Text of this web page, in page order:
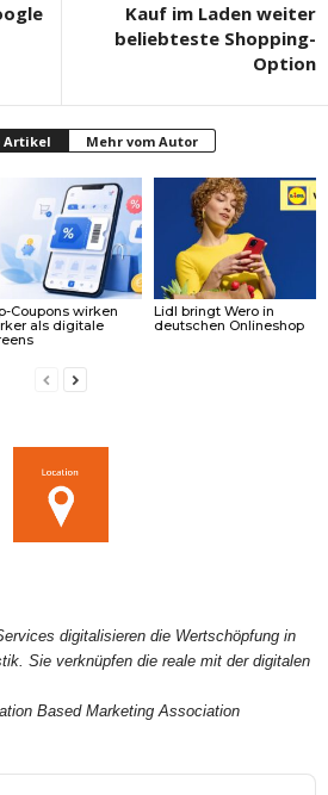
Kauf im Laden weiter
beliebteste Shopping-
Option
Artikel Mehr vom Autor
Coupons wirken
als digitale
Lidl bringt Wero in
deutschen Onlineshop
digitalisieren die Wertschöpfung in
Sie verknüpfen die reale mit der digitalen
Based Marketing Association